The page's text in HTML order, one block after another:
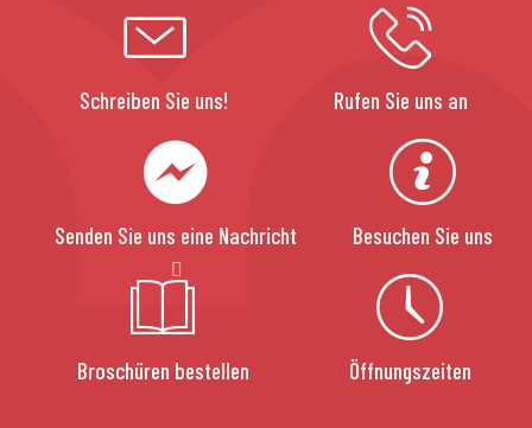
Schreiben Sie uns! Rufen Sie uns an
Senden Sie uns eine Nachricht Besuchen Sie uns
Broschüren bestellen Öffnungszeiten